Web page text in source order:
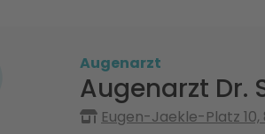
Augenarzt
Augenarzt Dr.
Eugen-Jaekle-Platz